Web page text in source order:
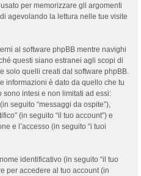
per memorizzare gli argomenti
agevolando la lettura nelle tue visite
al software phpBB mentre navighi
questi siano estranei agli scopi di
solo quelli creati dal software phpBB.
informazioni è dato da quello che tu
intesi e non limitati ad essi:
seguito “messaggi da ospite”),
(in seguito “il tuo account”) e
e l’accesso (in seguito “i tuoi
identificativo (in seguito “il tuo
per accedere al tuo account (in